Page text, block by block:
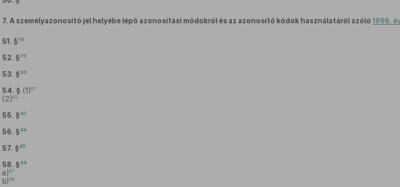
7. A személyazonosító jel helyébe lépő azonosítási módokról és az azonosító kódok használatáról szóló1996.
51. §78
52. §79
53. § 80
54. § (1)81
(2)82
55. § 83
56. § 84
57. § 85
58. § 86
a)87
b)88